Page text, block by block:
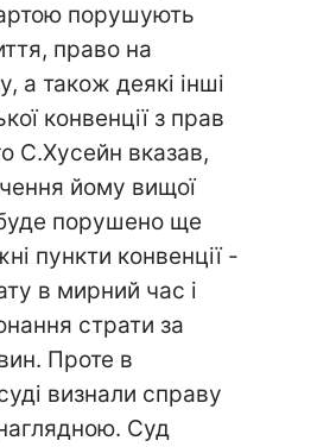
порушують
право на
а також деякі інші
конвенції з прав
С.Хусейн вказав,
йому вищої
порушено ще
пункти конвенції -
в мирний час і
страти за
Проте в
визнали справу
Суд